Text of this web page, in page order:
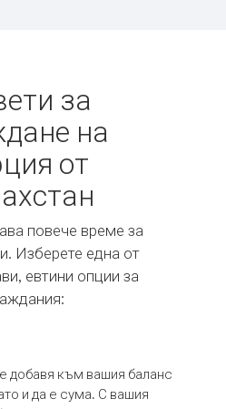
за
на
от
повече време за
Изберете една от
евтини опции за
добавя към вашия баланс
и да е сума. С вашия